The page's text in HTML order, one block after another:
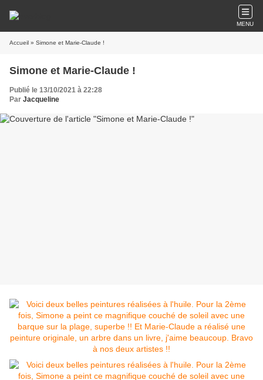
MENU
Accueil » Simone et Marie-Claude !
Simone et Marie-Claude !
Publié le 13/10/2021 à 22:28
Par Jacqueline